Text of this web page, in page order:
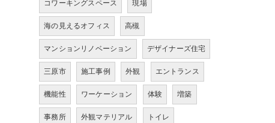
コワーキングスペース 現場
海の見えるオフィス 高槻
マンションリノベーション デザイナーズ住宅
三原市 施工事例 外観 エントランス
機能性 ワーケーション 体験 増築
事務所 外観マテリアル トイレ